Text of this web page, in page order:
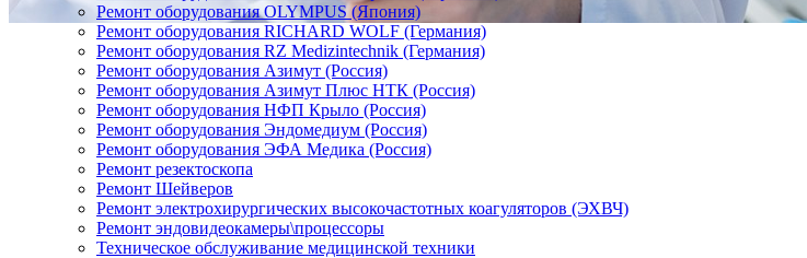
Ремонт оборудования OLYMPUS (Япония)
Ремонт оборудования RICHARD WOLF (Германия)
Ремонт оборудования RZ Medizintechnik (Германия)
Ремонт оборудования Азимут (Россия)
Ремонт оборудования Азимут Плюс НТК (Россия)
Ремонт оборудования НФП Крыло (Россия)
Ремонт оборудования Эндомедиум (Россия)
Ремонт оборудования ЭФА Медика (Россия)
Ремонт резектоскопа
Ремонт Шейверов
Ремонт электрохирургических высокочастотных коагуляторов (ЭХВЧ)
Ремонт эндовидеокамеры\процессоры
Техническое обслуживание медицинской техники